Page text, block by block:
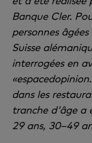
Banque Cler.
personnes
Suisse
interrogées en
dans les
tranche d'âge a
29 ans, 30–49